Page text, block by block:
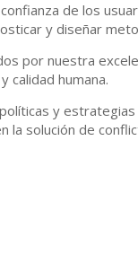
de los
y diseñar
por nuestra
calidad humana.
y
la solución de